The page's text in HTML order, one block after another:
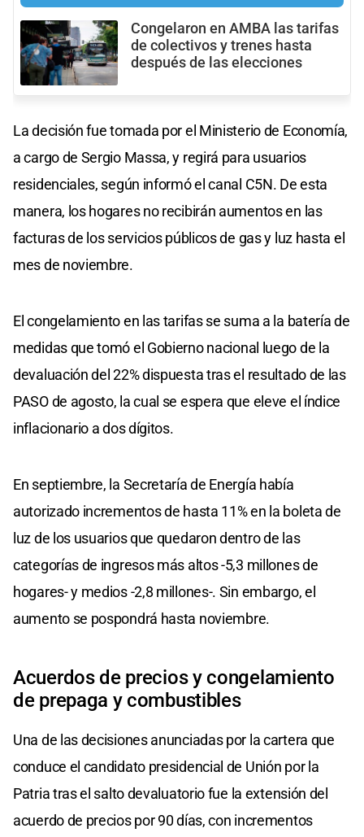
Congelaron en AMBA las tarifas
de colectivos y trenes hasta
después de las elecciones
La decisión fue tomada por el Ministerio de Economía,
a cargo de Sergio Massa, y regirá para usuarios
residenciales, según informó el canal C5N. De esta
manera, los hogares no recibirán aumentos en las
facturas de los servicios públicos de gas y luz hasta el
mes de noviembre.
El congelamiento en las tarifas se suma a la batería de
medidas que tomó el Gobierno nacional luego de la
devaluación del 22% dispuesta tras el resultado de las
PASO de agosto, la cual se espera que eleve el índice
inflacionario a dos dígitos.
En septiembre, la Secretaría de Energía había
autorizado incrementos de hasta 11% en la boleta de
luz de los usuarios que quedaron dentro de las
categorías de ingresos más altos -5,3 millones de
hogares- y medios -2,8 millones-. Sin embargo, el
aumento se pospondrá hasta noviembre.
Acuerdos de precios y congelamiento
de prepaga y combustibles
Una de las decisiones anunciadas por la cartera que
conduce el candidato presidencial de Unión por la
Patria tras el salto devaluatorio fue la extensión del
acuerdo de precios por 90 días, con incrementos